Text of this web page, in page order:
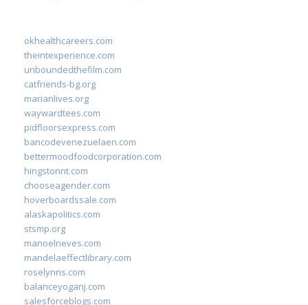
okhealthcareers.com
theintexperience.com
unboundedthefilm.com
catfriends-bg.org
marianlives.org
waywardtees.com
pidfloorsexpress.com
bancodevenezuelaen.com
bettermoodfoodcorporation.com
hingstonnt.com
chooseagender.com
hoverboardssale.com
alaskapolitics.com
stsmp.org
manoelneves.com
mandelaeffectlibrary.com
roselynns.com
balanceyoganj.com
salesforceblogs.com